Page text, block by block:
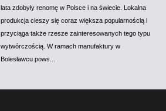
lata zdobyły renomę w Polsce i na świecie. Lokalna
produkcja cieszy się coraz większa popularnością i
przyciąga także rzesze zainteresowanych tego typu
wytwórczością. W ramach manufaktury w
Bolesławcu pows...